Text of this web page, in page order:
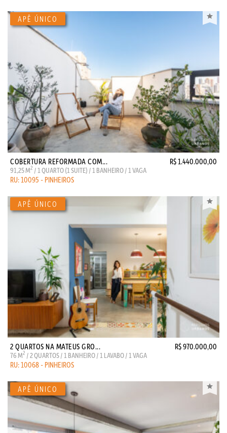
COBERTURA REFORMADA COM... R$ 1.440.000,00
91,25 M2 / 1 QUARTO (1 SUITE) / 1 BANHEIRO / 1 VAGA
RU: 10095 - PINHEIROS
2 QUARTOS NA MATEUS GRO... R$ 970.000,00
76 M2 / 2 QUARTOS / 1 BANHEIRO / 1 LAVABO / 1 VAGA
RU: 10068 - PINHEIROS